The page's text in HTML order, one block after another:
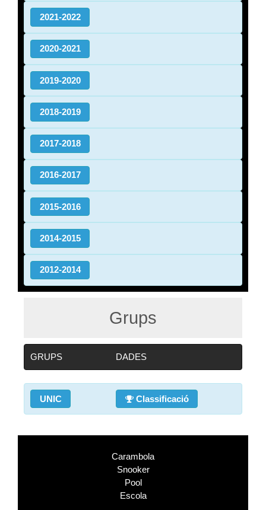
2021-2022
2020-2021
2019-2020
2018-2019
2017-2018
2016-2017
2015-2016
2014-2015
2012-2014
Grups
GRUPS DADES
UNIC Classificació
Carambola
Snooker
Pool
Escola